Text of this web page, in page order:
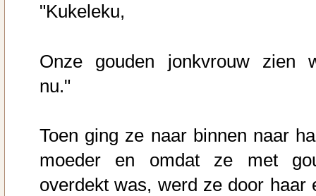
"Kukeleku,
Onze gouden jonkvrouw zien
nu."
Toen ging ze naar binnen naar
moeder en omdat ze met
overdekt was, werd ze door haar